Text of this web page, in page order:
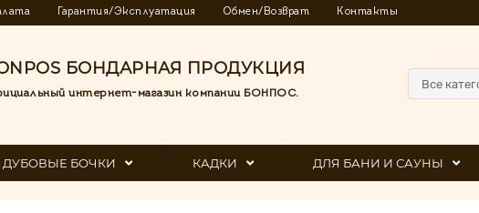
Гарантия/Эксплуатация Обмен/Возврат Контакты
БОНДАРНАЯ ПРОДУКЦИЯ
интернет-магазин компании БОНПОС.
Все
ДУБОВЫЕ БОЧКИ КАДКИ ДЛЯ БАНИ И САУНЫ